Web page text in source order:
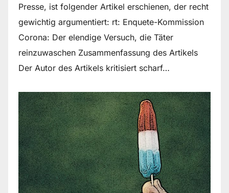
Presse, ist folgender Artikel erschienen, der recht
gewichtig argumentiert: rt: Enquete-Kommission
Corona: Der elendige Versuch, die Täter
reinzuwaschen Zusammenfassung des Artikels
Der Autor des Artikels kritisiert scharf…